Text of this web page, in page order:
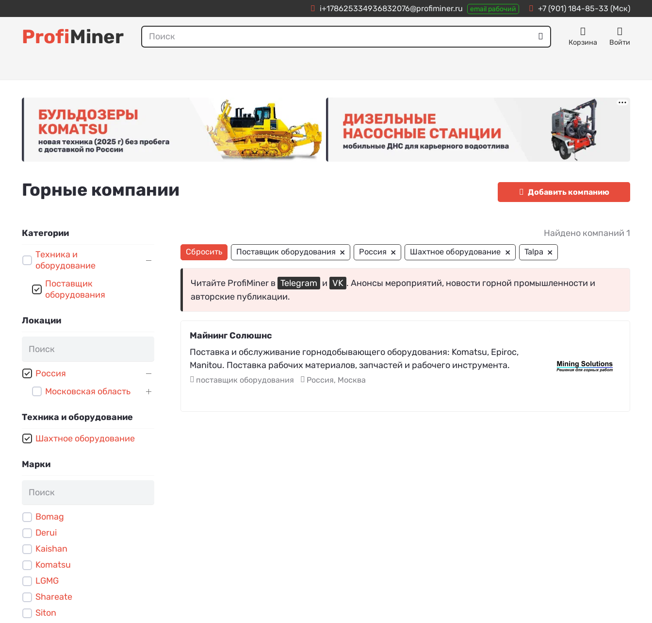
i+178625334936832076@profiminer.ru email рабочий +7 (901) 184-85-33 (Мск)
ProfiMiner Корзина Войти
Горные компании Добавить компанию
Категории
Техника и
оборудование
Поставщик
оборудования
Локации
Россия
Московская область
Техника и оборудование
Шахтное оборудование
Марки
Bomag
Derui
Kaishan
Komatsu
LGMG
Shareate
Siton
Найдено компаний 1
Сбросить Поставщик оборудования × Россия × Шахтное оборудование × Talpa ×
Читайте ProfiMiner в Telegram и VK . Анонсы мероприятий, новости горной промышленности и
авторские публикации.
Майнинг Солюшнс
Поставка и обслуживание горнодобывающего оборудования: Komatsu, Epiroc,
Manitou. Поставка рабочих материалов, запчастей и рабочего инструмента.
поставщик оборудования Россия, Москва